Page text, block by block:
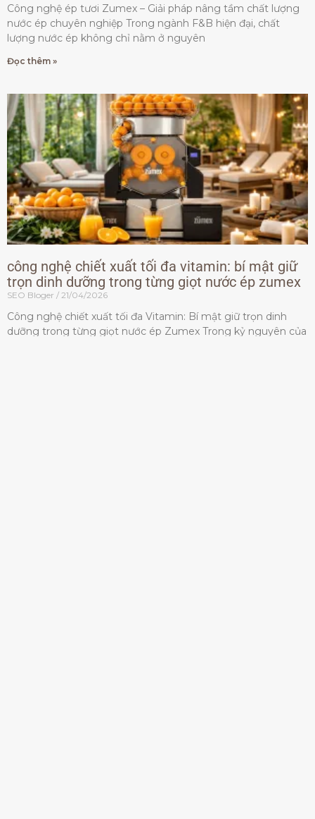
Công nghệ ép tươi Zumex – Giải pháp nâng tầm chất lượng
nước ép chuyên nghiệp Trong ngành F&B hiện đại, chất
lượng nước ép không chỉ nằm ở nguyên
Đọc thêm »
công nghệ chiết xuất tối đa vitamin: bí mật giữ
trọn dinh dưỡng trong từng giọt nước ép zumex
SEO Bloger 21/04/2026
Công nghệ chiết xuất tối đa Vitamin: Bí mật giữ trọn dinh
dưỡng trong từng giọt nước ép Zumex Trong kỷ nguyên của